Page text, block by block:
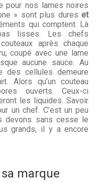
pour nos lames noires
» sont plus dureset
qui comptent. Là
lisses. Les chefs
après chaque
coupé avec une lame
aucune sauce. Au
des cellules demeure
Alors qu’un couteau
ouverts. Ceux-ci
les liquides. Savoir
un chef. C’est un peu
devons sans cesse le
grands, il y a encore
sa marque